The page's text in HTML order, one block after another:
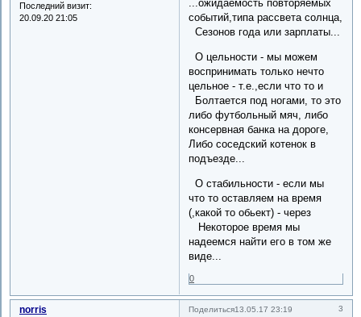
Последний визит:
20.09.20 21:05
...ожидаемость повторяемых
событий,типа рассвета солнца,
Сезонов года или зарплаты...
О цельности - мы можем
воспринимать только нечто
цельное - т.е.,если что то и
Болтается под ногами, то это
либо футбольный мяч, либо
консервная банка на дороге,
Либо соседский котенок в
подъезде...
О стабильности - если мы
что то оставляем на время
(,какой то обьект) - через
Некоторое время мы
надеемся найти его в том же
виде...
0
Поделиться 3
13.05.17 23:19
norris